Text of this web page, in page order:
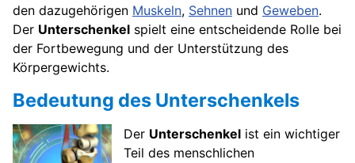
den dazugehörigen Muskeln, Sehnen und Geweben.
Der Unterschenkel spielt eine entscheidende Rolle bei
der Fortbewegung und der Unterstützung des
Körpergewichts.
Bedeutung des Unterschenkels
Der Unterschenkelist ein wichtiger
Teil des menschlichen